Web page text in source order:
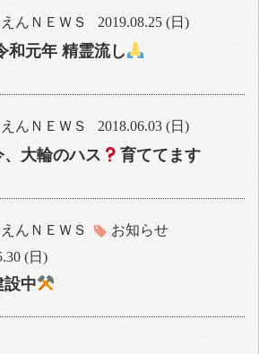
んＮＥＷＳ 2019.08.25 (日)
和元年 精霊流し
んＮＥＷＳ 2018.06.03 (日)
、大輪のハス 育ててます
んＮＥＷＳ
お知らせ
(日)
設中